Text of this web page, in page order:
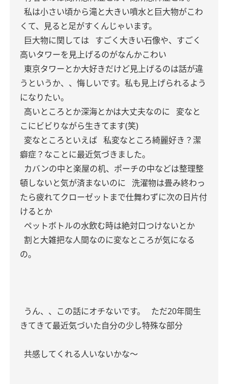
私は小さい頃から滝と大きい噴水と巨大物がこわ
くて、見ると足がすくんじゃいます。
巨大物に関しては
すごく大きい石像や、すごく
高いタワーを見上げるのがなんかこわい
東京タワーとか大好きだけど見上げるのは話が違
うというか、、悔しいです。私も見上げられるよう
になりたい。
高いところとか深海とかは大丈夫なのに
変なと
こにビビりながら生きてます(笑)
変なところといえば 私変なところ綺麗好き？潔
癖症？なことに最近気づきました。
カバンの中と楽屋の机、ポーチの中などは整理整
頓しないと気が済まないのに 洗濯物は畳み終わっ
たら疲れてクローゼットまで仕舞わずに次の日片付
けるとか
ペットボトルの水飲む時は絶対口つけないとか
割と大雑把な人間なのに変なところが気になる
の。
うん、、この話にオチないです。
ただ20年間生
きてきて最近気づいた自分の少し特殊な部分
共感してくれる人いないかな〜